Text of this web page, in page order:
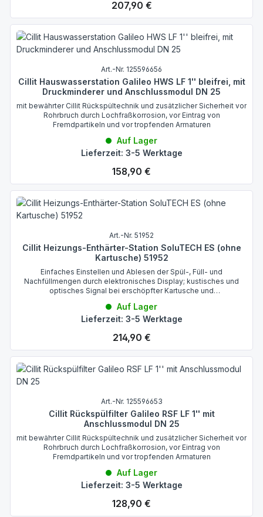
Regulärer Preis:
207,90 €
Art.-Nr. 125596656
Cillit Hauswasserstation Galileo HWS LF 1'' bleifrei, mit
Druckminderer und Anschlussmodul DN 25
mit bewährter Cillit Rückspültechnik und zusätzlicher Sicherheit vor
Rohrbruch durch Lochfraßkorrosion, vor Eintrag von
Fremdpartikeln und vor tropfenden Armaturen
Auf Lager
Lieferzeit: 3-5 Werktage
Regulärer Preis:
158,90 €
Art.-Nr. 51952
Cillit Heizungs-Enthärter-Station SoluTECH ES (ohne
Kartusche) 51952
Einfaches Einstellen und Ablesen der Spül-, Füll- und
Nachfüllmengen durch elektronisches Display; kustisches und
optisches Signal bei erschöpfter Kartusche und
Auf Lager
Lieferzeit: 3-5 Werktage
Regulärer Preis:
214,90 €
Art.-Nr. 125596653
Cillit Rückspülfilter Galileo RSF LF 1'' mit
Anschlussmodul DN 25
mit bewährter Cillit Rückspültechnik und zusätzlicher Sicherheit vor
Rohrbruch durch Lochfraßkorrosion, vor Eintrag von
Fremdpartikeln und vor tropfenden Armaturen
Auf Lager
Lieferzeit: 3-5 Werktage
Regulärer Preis:
128,90 €